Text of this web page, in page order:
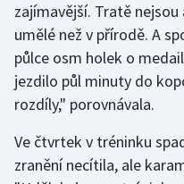
Rychlobruslení
Rychlostní kanoistika
Short track
Sportovní střelba
zajímavější. Tratě
umělé než v přírodě. A
půlce osm holek o
jezdilo půl minuty do
rozdíly," porovnávala.
Ve čtvrtek v tréninku
zranění necítila, ale